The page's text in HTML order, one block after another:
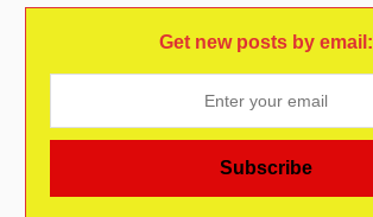
Get new posts by email: